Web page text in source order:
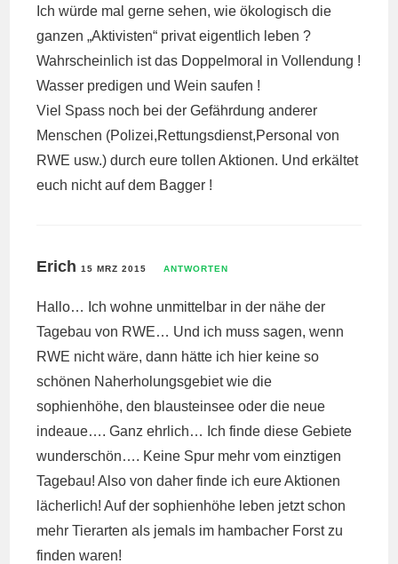
Ich würde mal gerne sehen, wie ökologisch die
ganzen „Aktivisten“ privat eigentlich leben ?
Wahrscheinlich ist das Doppelmoral in Vollendung !
Wasser predigen und Wein saufen !
Viel Spass noch bei der Gefährdung anderer
Menschen (Polizei,Rettungsdienst,Personal von
RWE usw.) durch eure tollen Aktionen. Und erkältet
euch nicht auf dem Bagger !
Erich15 MRZ 2015 ANTWORTEN
Hallo… Ich wohne unmittelbar in der nähe der
Tagebau von RWE… Und ich muss sagen, wenn
RWE nicht wäre, dann hätte ich hier keine so
schönen Naherholungsgebiet wie die
sophienhöhe, den blausteinsee oder die neue
indeaue…. Ganz ehrlich… Ich finde diese Gebiete
wunderschön…. Keine Spur mehr vom einztigen
Tagebau! Also von daher finde ich eure Aktionen
lächerlich! Auf der sophienhöhe leben jetzt schon
mehr Tierarten als jemals im hambacher Forst zu
finden waren!